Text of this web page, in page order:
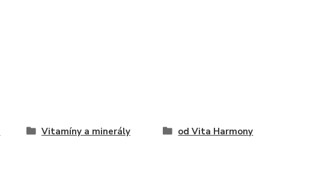
Vitamíny a minerály
od Vita Harmony